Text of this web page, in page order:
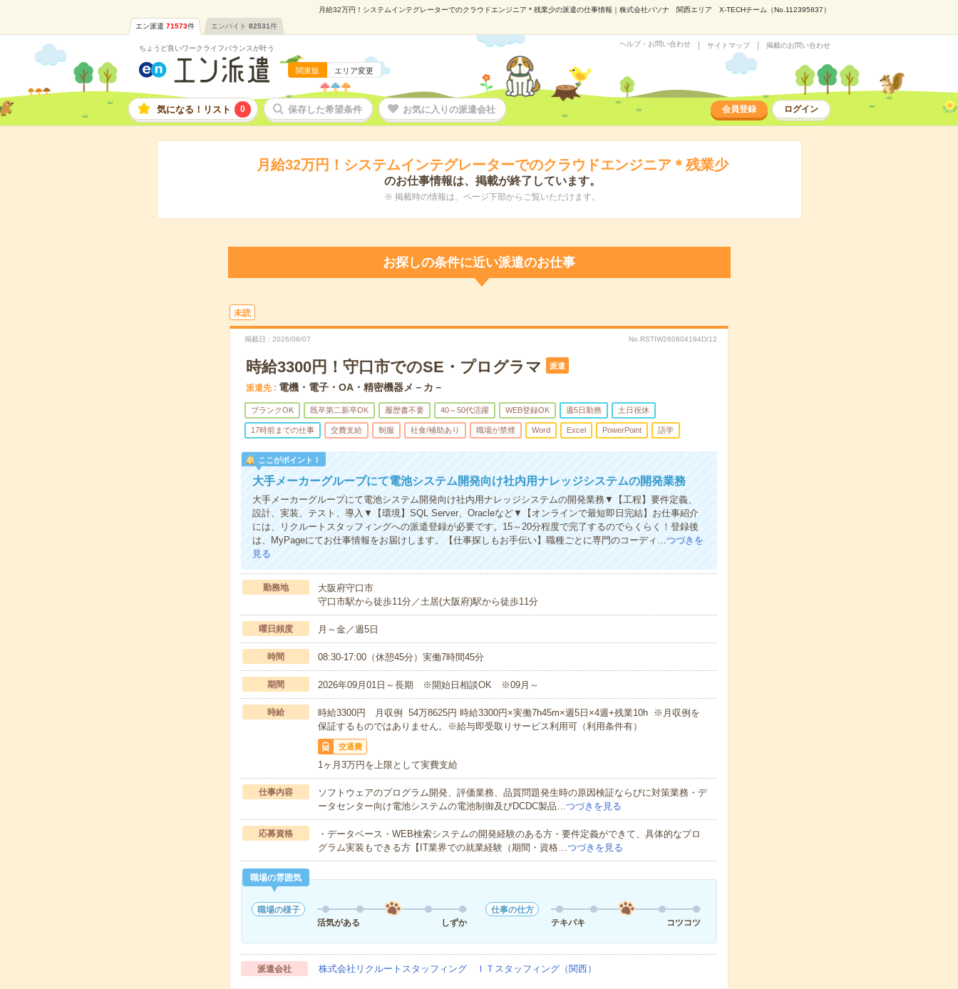
月給32万円！システムインテグレーターでのクラウドエンジニア＊残業少の派遣の仕事情報｜株式会社パソナ 関西エリア X-TECHチーム（No.112395837）
エン派遣 71573件 エンバイト 82531件
ちょうど良いワークライフバランスが叶う
関東版 エリア変更
ヘルプ・お問い合わせ サイトマップ 掲載のお問い合わせ
気になる！リスト 0 保存した希望条件 お気に入りの派遣会社 会員登録 ログイン
月給32万円！システムインテグレーターでのクラウドエンジニア＊残業少
のお仕事情報は、掲載が終了しています。
※ 掲載時の情報は、ページ下部からご覧いただけます。
お探しの条件に近い派遣のお仕事
未読
掲載日 2026/08/07 No.RSTIW260804194D/12
時給3300円！守口市でのSE・プログラマ 派遣
派遣先 電機・電子・OA・精密機器メ－カ－
ブランクOK 既卒第二新卒OK 履歴書不要 40～50代活躍 WEB登録OK 週5日勤務 土日祝休
17時前までの仕事 交費支給 制服 社食/補助あり 職場が禁煙 Word Excel PowerPoint 語学
ここがポイント！
大手メーカーグループにて電池システム開発向け社内用ナレッジシステムの開発業務
大手メーカーグループにて電池システム開発向け社内用ナレッジシステムの開発業務▼【工程】要件定義、
設計、実装、テスト、導入▼【環境】SQL Server、Oracleなど▼【オンラインで最短即日完結】お仕事紹介
には、リクルートスタッフィングへの派遣登録が必要です。15～20分程度で完了するのでらくらく！登録後
は、MyPageにてお仕事情報をお届けします。【仕事探しもお手伝い】職種ごとに専門のコーディ…つづきを
見る
勤務地
大阪府守口市
守口市駅から徒歩11分／土居(大阪府)駅から徒歩11分
曜日頻度 月～金／週5日
時間 08:30-17:00（休憩45分）実働7時間45分
期間 2026年09月01日～長期 ※開始日相談OK ※09月～
時給
時給3300円 月収例 54万8625円 時給3300円×実働7h45m×週5日×4週+残業10h ※月収例を
保証するものではありません。※給与即受取りサービス利用可（利用条件有）
交通費
1ヶ月3万円を上限として実費支給
仕事内容
ソフトウェアのプログラム開発、評価業務、品質問題発生時の原因検証ならびに対策業務・デ
ータセンター向け電池システムの電池制御及びDCDC製品…つづきを見る
応募資格
・データベース・WEB検索システムの開発経験のある方・要件定義ができて、具体的なプロ
グラム実装もできる方【IT業界での就業経験（期間・資格…つづきを見る
職場の雰囲気
職場の様子
活気がある
しずか
仕事の仕方
テキパキ
コツコツ
派遣会社 株式会社リクルートスタッフィング ＩＴスタッフィング（関西）